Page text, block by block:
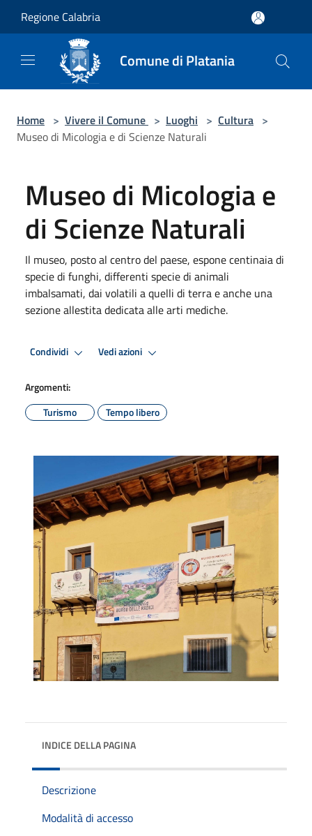
Regione Calabria
Comune di Platania
Home > Vivere il Comune > Luoghi > Cultura >
Museo di Micologia e di Scienze Naturali
Museo di Micologia e
di Scienze Naturali
Il museo, posto al centro del paese, espone centinaia di
specie di funghi, differenti specie di animali
imbalsamati, dai volatili a quelli di terra e anche una
sezione allestita dedicata alle arti mediche.
Condividi Vedi azioni
Argomenti:
Turismo
Tempo libero
INDICE DELLA PAGINA
Descrizione
Modalità di accesso